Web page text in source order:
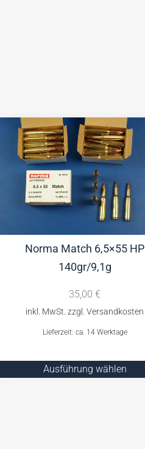
Norma Match 6,5×55 HP
140gr/9,1g
35,00 €
Lieferzeit: ca. 14 Werktage
Ausführung wählen